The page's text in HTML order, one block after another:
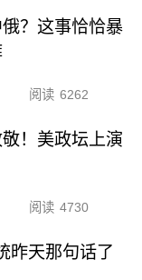
？这事恰恰暴
阅读 6262
！美政坛上演
阅读 4730
昨天那句话了